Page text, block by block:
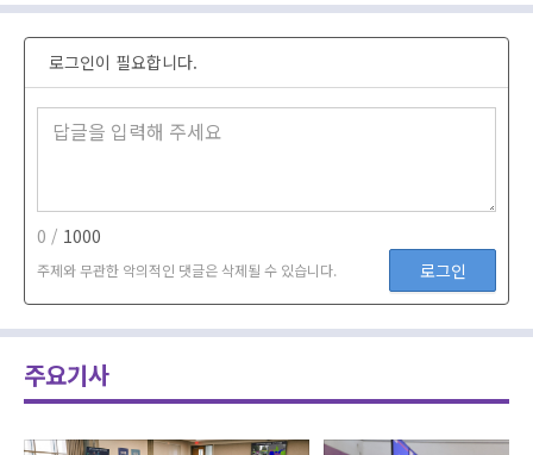
로그인이 필요합니다.
0 / 1000
주제와 무관한 악의적인 댓글은 삭제될 수 있습니다. 로그인
주요기사